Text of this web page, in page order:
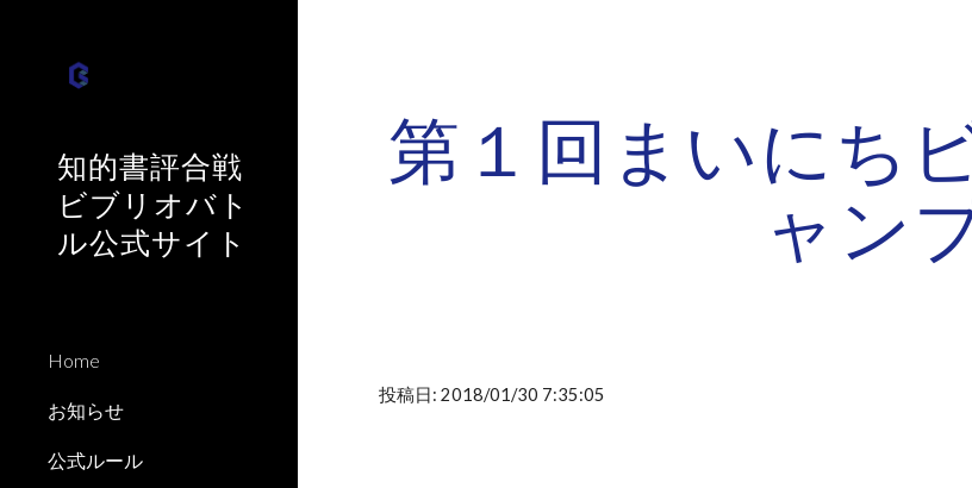
知的書評合戦
ビブリオバト
ル公式サイト
Home
お知らせ
公式ルール
第１回まいにち
ャン
投稿日: 2018/01/30 7:35:05